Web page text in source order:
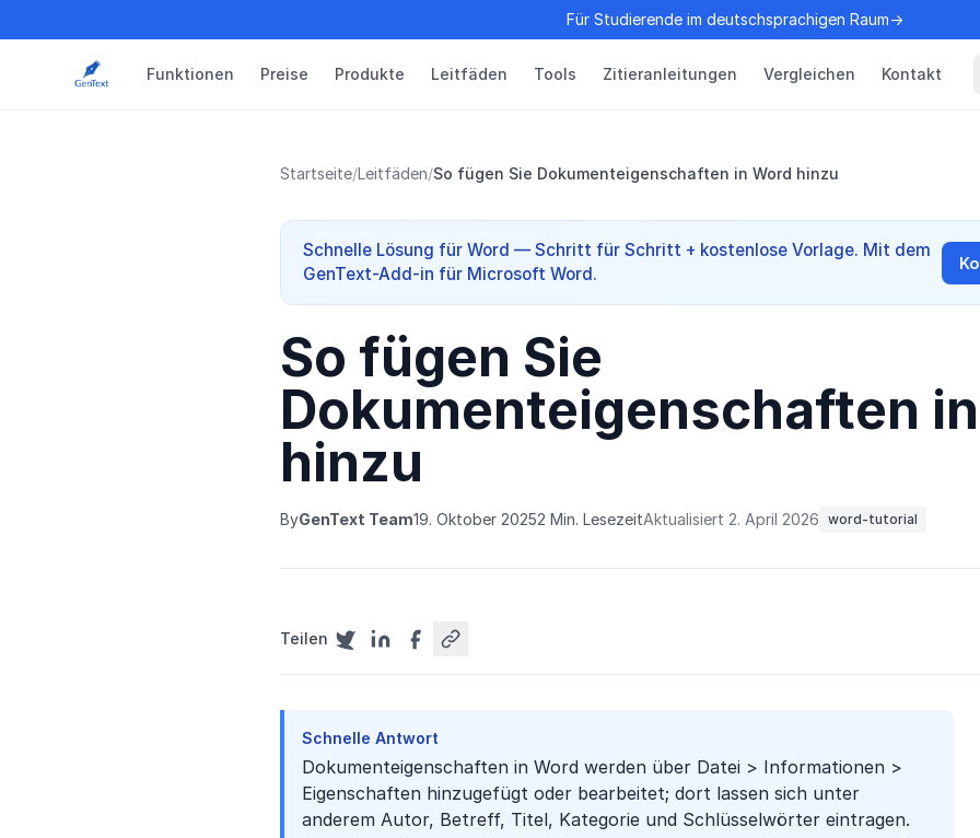
Für Studierende im deutschsprachigen Raum→
Funktionen Preise Produkte Leitfäden Tools Zitieranleitungen Vergleichen Kontakt
Startseite/Leitfäden/So fügen Sie Dokumenteigenschaften in Word hinzu
Schnelle Lösung für Word — Schritt für Schritt + kostenlose Vorlage. Mit dem
GenText-Add-in für Microsoft Word.
So fügen Sie
Dokumenteigenschaften
hinzu
ByGenText Team19. Oktober 20252 Min. LesezeitAktualisiert 2. April 2026 word-tutorial
Teilen
Schnelle Antwort
Dokumenteigenschaften in Word werden über Datei > Informationen >
Eigenschaften hinzugefügt oder bearbeitet; dort lassen sich unter
anderem Autor, Betreff, Titel, Kategorie und Schlüsselwörter eintragen.